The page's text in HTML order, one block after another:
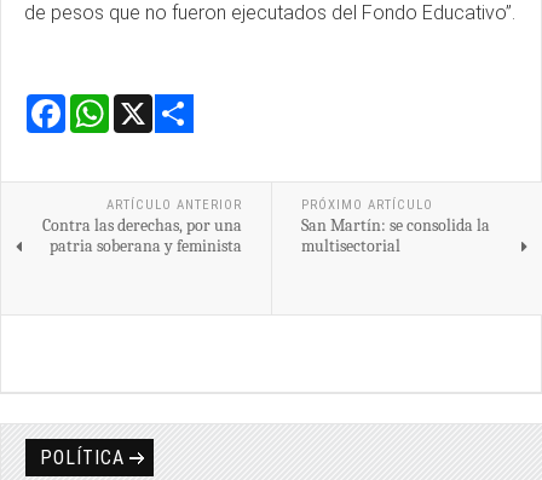
de pesos que no fueron ejecutados del Fondo Educativo”.
Facebook
WhatsApp
ARTÍCULO ANTERIOR
Contra las derechas, por una
patria soberana y feminista
PRÓXIMO ARTÍCULO
San Martín: se consolida la
multisectorial
POLÍTICA